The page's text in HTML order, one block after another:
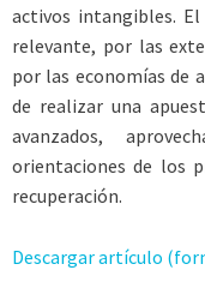
activos intangibles.
relevante, por las
por las economías de
de realizar una
avanzados,
orientaciones de los
recuperación.
Descargar artículo